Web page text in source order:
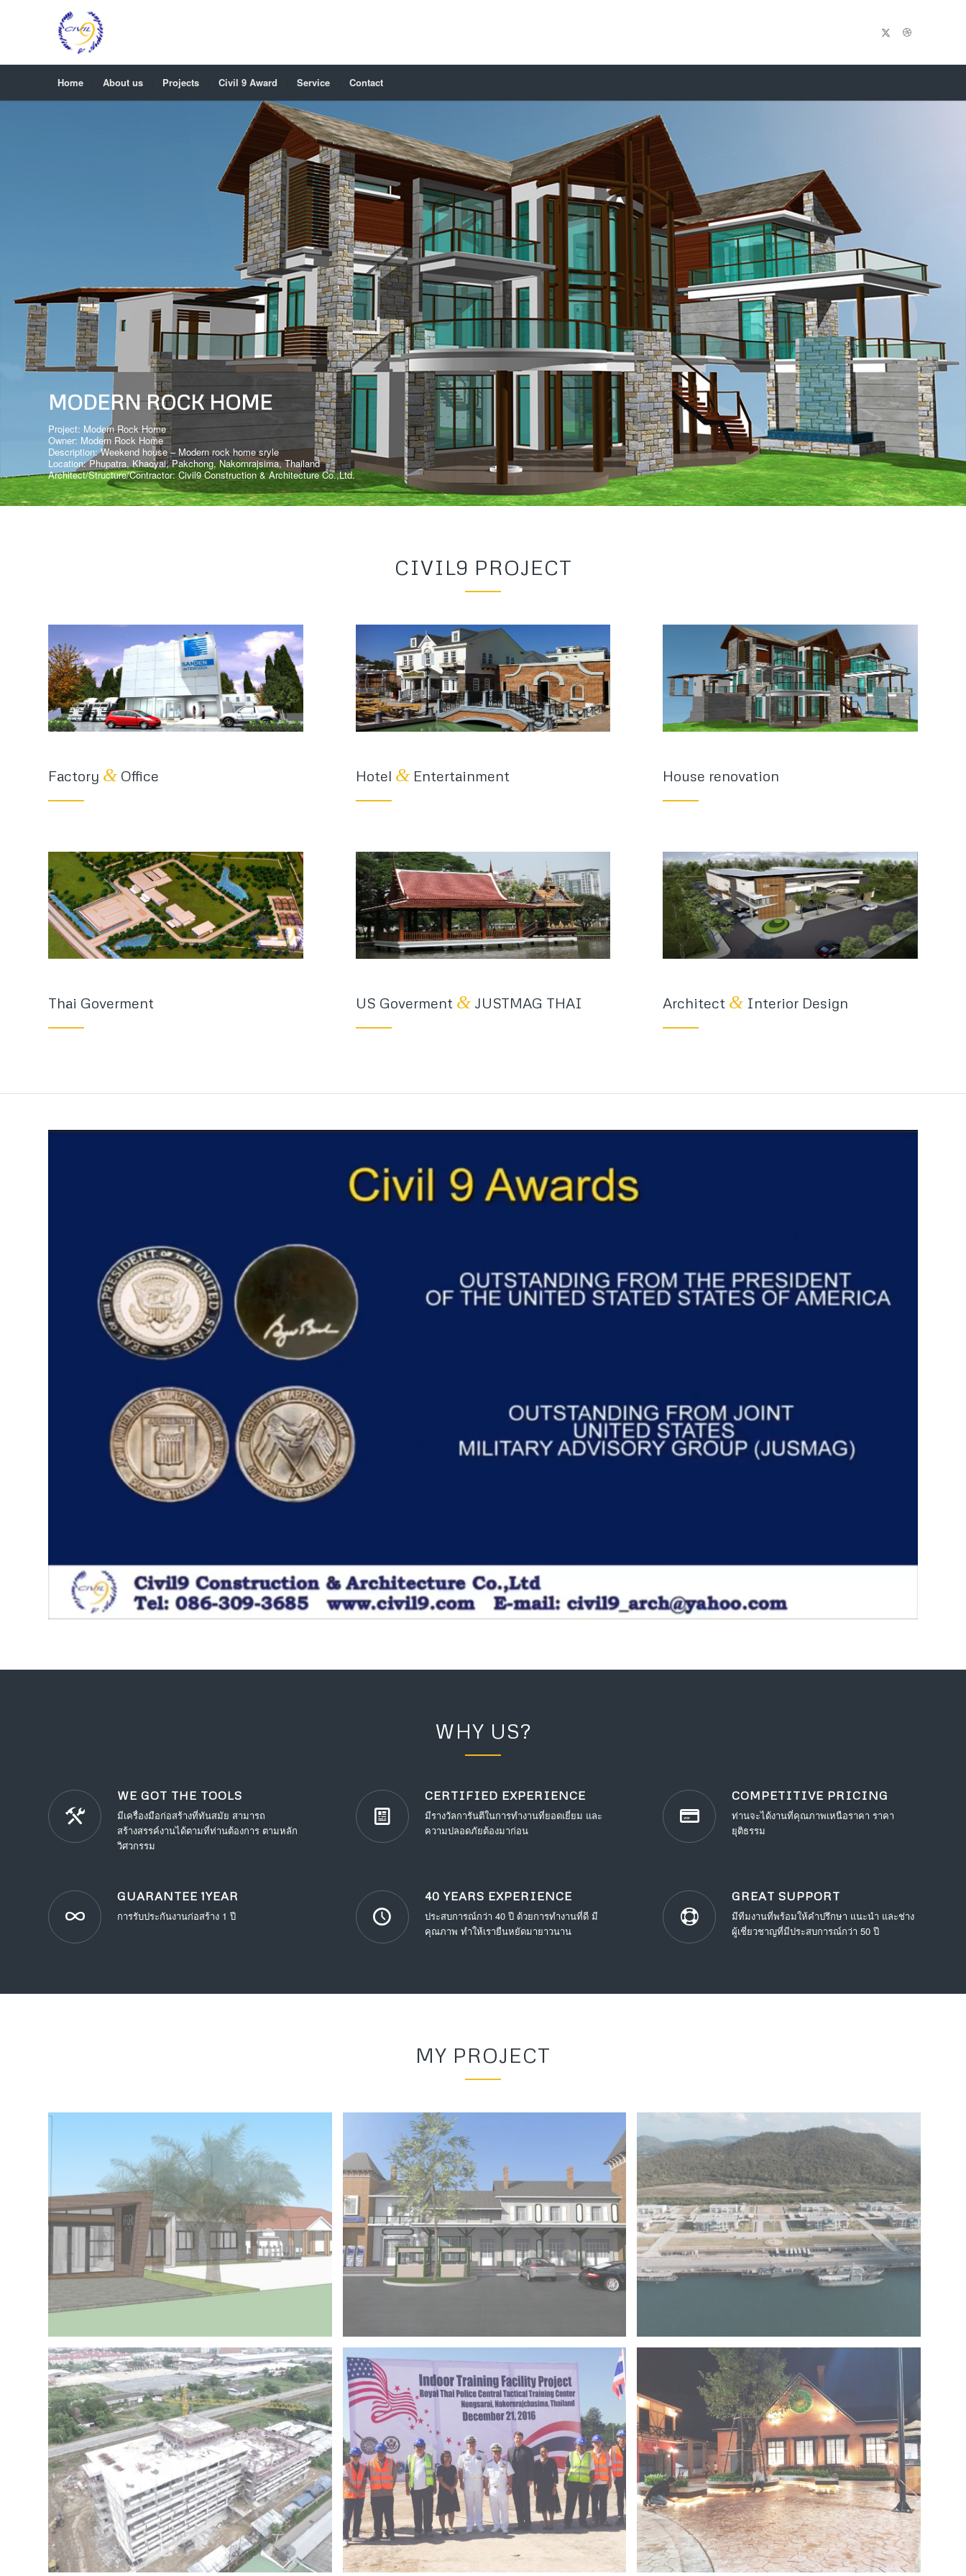
Home About us Projects Civil 9 Award Service Contact
MODERN ROCK HOME
Project: Modern Rock Home
Owner: Modern Rock Home
Description: Weekend house – Modern rock home sryle
Location: Phupatra, Khaoyai, Pakchong, Nakornrajsima, Thailand
Architect/Structure/Contractor: Civil9 Construction & Architecture Co.,Ltd.
CIVIL9 PROJECT
Factory & Office Hotel &Entertainment House renovation
Thai Goverment US Goverment &JUSTMAG THAI Architect & Interior Design
WHY US?
WE GOT THE TOOLS
มีเครื่องมือก่อสร้างที่ทันสมัย สามารถ
สร้างสรรค์งานได้ตามที่ท่านต้องการ ตามหลัก
วิศวกรรม
CERTIFIED EXPERIENCE
มีรางวัลการันตีในการทำงานที่ยอดเยี่ยม และ
ความปลอดภัยต้องมาก่อน
COMPETITIVE PRICING
ท่านจะได้งานที่คุณภาพเหนือราคา ราคา
ยุติธรรม
GUARANTEE 1YEAR
การรับประกันงานก่อสร้าง 1 ปี
40 YEARS EXPERIENCE
ประสบการณ์กว่า 40 ปี ด้วยการทำงานที่ดี มี
คุณภาพ ทำให้เรายืนหยัดมายาวนาน
GREAT SUPPORT
มีทีมงานที่พร้อมให้คำปรึกษา แนะนำ และช่าง
ผู้เชี่ยวชาญที่มีประสบการณ์กว่า 50 ปี
MY PROJECT
Project 15 – IRR OFFICE Project 14 – Bangchak khonkaen Project 13 – Multipurpose Facility